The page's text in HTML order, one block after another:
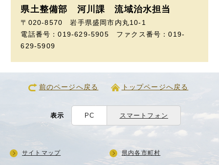
県土整備部 河川課 流域治水担当
〒020-8570 岩手県盛岡市内丸10-1
電話番号：019-629-5905 ファクス番号：019-
629-5909
前のページへ戻る トップページへ戻る
表示 PC スマートフォン
サイトマップ 県内各市町村